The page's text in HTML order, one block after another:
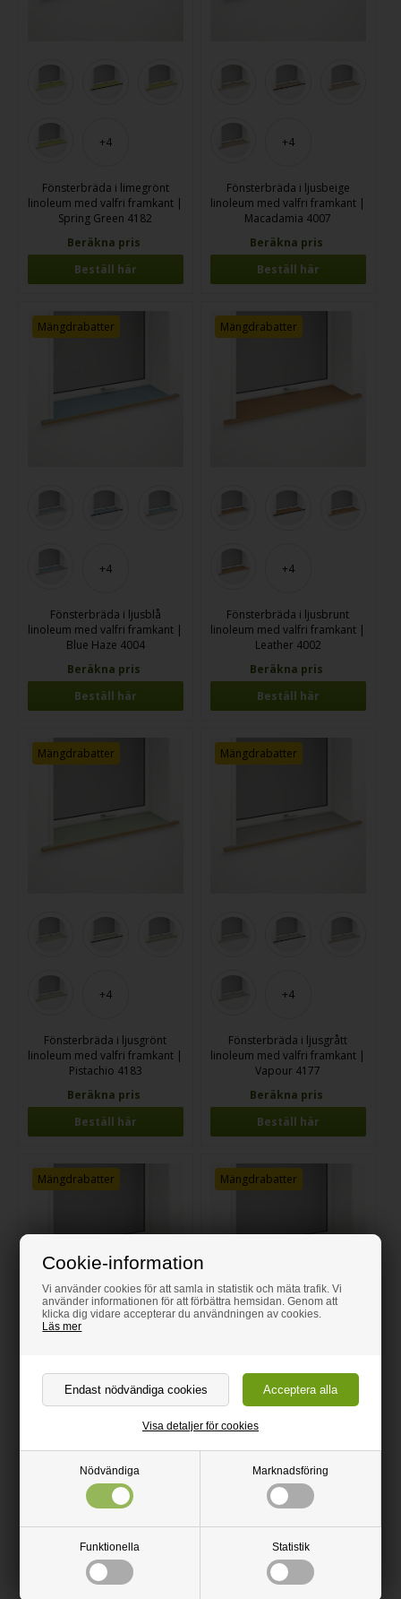
Cookie-information
Vi använder cookies för att samla in statistik och mäta trafik. Vi
använder informationen för att förbättra hemsidan. Genom att
klicka dig vidare accepterar du användningen av cookies.
Läs mer
Nödvändiga Marknadsföring
Funktionella Statistik
Visa detaljer för cookies
+4
Fönsterbräda i limegrönt
linoleum med valfri framkant |
Spring Green 4182
Beräkna pris
Beställ här
+4
Fönsterbräda i ljusbeige
linoleum med valfri framkant |
Macadamia 4007
Beräkna pris
Beställ här
Mängdrabatter
+4
Fönsterbräda i ljusblå
linoleum med valfri framkant |
Blue Haze 4004
Beräkna pris
Beställ här
Mängdrabatter
+4
Fönsterbräda i ljusbrunt
linoleum med valfri framkant |
Leather 4002
Beräkna pris
Beställ här
Mängdrabatter
+4
Fönsterbräda i ljusgrönt
linoleum med valfri framkant |
Pistachio 4183
Beräkna pris
Beställ här
Mängdrabatter
+4
Fönsterbräda i ljusgrått
linoleum med valfri framkant |
Vapour 4177
Beräkna pris
Beställ här
Mängdrabatter
Fönsterbräda i mauvefärgat
linoleum med valfri framkant |
Mauve 4172
Beställ här
Mängdrabatter
Fönsterbräda i mörkblått
linoleum med valfri framkant |
Smokey Blue 4179
Beställ här